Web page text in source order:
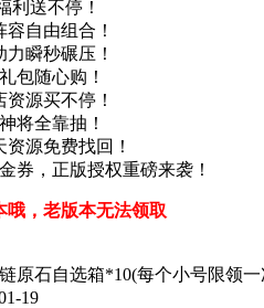
利送不停！
自由组合！
瞬秒碾压！
包随心购！
源买不停！
将全靠抽！
源免费找回！
券，正版授权重磅来袭！
哦，老版本无法领取
原石自选箱*10(每个小号限领一
19